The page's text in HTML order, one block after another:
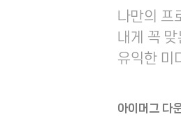
나만의 프
내게 꼭
유익한 미
아이머그 다